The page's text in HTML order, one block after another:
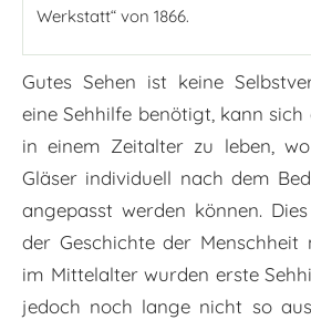
Werkstatt“ von 1866.
Gutes Sehen ist keine
eine Sehhilfe benötigt, kann
in einem Zeitalter zu leben,
Gläser individuell nach dem
angepasst werden können.
der Geschichte der
im Mittelalter wurden erste
jedoch noch lange nicht so